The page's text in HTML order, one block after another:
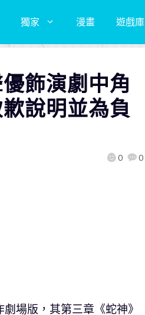
獨家 漫畫 遊戲庫
飾演劇中角
說明並為負
0 0
場版，其第三章《蛇神》